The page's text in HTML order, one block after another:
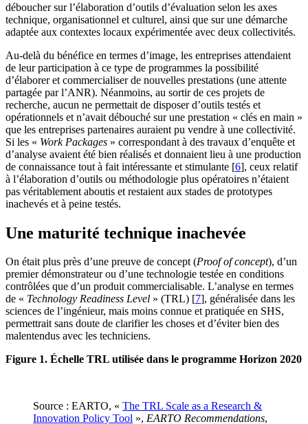
déboucher sur l’élaboration d’outils d’évaluation selon les axes
technique, organisationnel et culturel, ainsi que sur une démarche
adaptée aux contextes locaux expérimentée avec deux collectivités.
Au-delà du bénéfice en termes d’image, les entreprises attendaient
de leur participation à ce type de programmes la possibilité
d’élaborer et commercialiser de nouvelles prestations (une attente
partagée par l’ANR). Néanmoins, au sortir de ces projets de
recherche, aucun ne permettait de disposer d’outils testés et
opérationnels et n’avait débouché sur une prestation « clés en main »
que les entreprises partenaires auraient pu vendre à une collectivité.
Si les « Work Packages » correspondant à des travaux d’enquête et
d’analyse avaient été bien réalisés et donnaient lieu à une production
de connaissance tout à fait intéressante et stimulante [6], ceux relatif
à l’élaboration d’outils ou méthodologie plus opératoires n’étaient
pas véritablement aboutis et restaient aux stades de prototypes
inachevés et à peine testés.
Une maturité technique inachevée
On était plus près d’une preuve de concept (Proof of concept), d’un
premier démonstrateur ou d’une technologie testée en conditions
contrôlées que d’un produit commercialisable. L’analyse en termes
de « Technology Readiness Level » (TRL) [7], généralisée dans les
sciences de l’ingénieur, mais moins connue et pratiquée en SHS,
permettrait sans doute de clarifier les choses et d’éviter bien des
malentendus avec les techniciens.
Figure 1. Échelle TRL utilisée dans le programme Horizon 2020
Source : EARTO, « The TRL Scale as a Research &
Innovation Policy Tool », EARTO Recommendations,